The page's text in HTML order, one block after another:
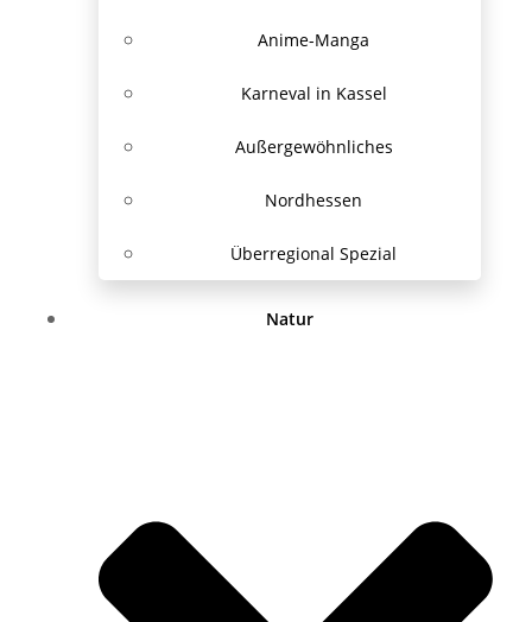
Anime-Manga
Karneval in Kassel
Außergewöhnliches
Nordhessen
Überregional Spezial
Natur